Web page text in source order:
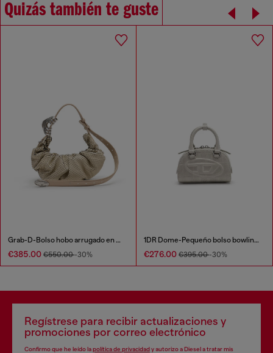
Quizás también te guste
Grab-D-Bolso hobo arrugado en piel efecto serpiente
€385.00 €550.00-30%
1DR Dome-Pequeño bolso bowling en piel efecto cocodrilo
€276.00 €395.00-30%
Regístrese para recibir actualizaciones y
promociones por correo electrónico
Confirmo que he leído lapolítica de privacidady autorizo a Diesel a tratar mis